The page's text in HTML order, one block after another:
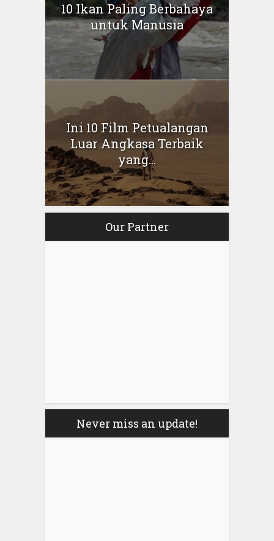
10 Ikan Paling Berbahaya
untuk Manusia
Ini 10 Film Petualangan
Luar Angkasa Terbaik
yang...
Our Partner
Never miss an update!